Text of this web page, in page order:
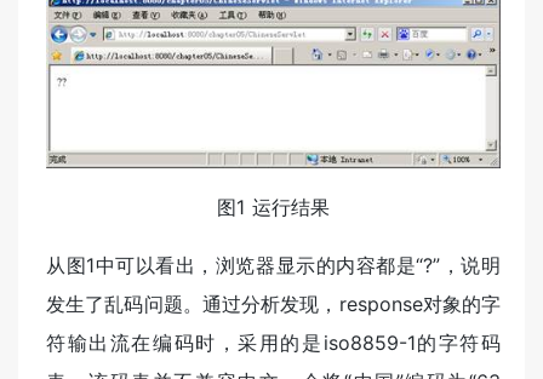
图1 运行结果
从图1中可以看出，浏览器显示的内容都是“?”，说明
发生了乱码问题。通过分析发现，response对象的字
符输出流在编码时，采用的是iso8859-1的字符码